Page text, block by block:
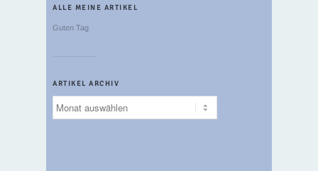
ALLE MEINE ARTIKEL
Guten Tag
ARTIKEL ARCHIV
Artikel
Archiv